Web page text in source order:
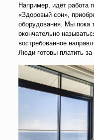
Например, идёт работа
«Здоровый сон»,
оборудования. Мы пока
окончательно
востребованное
Люди готовы платить за